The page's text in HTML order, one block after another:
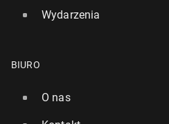
Wydarzenia
BIURO
O nas